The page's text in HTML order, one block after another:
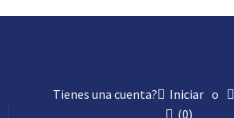
Tienes una cuenta? Iniciar o
(0)